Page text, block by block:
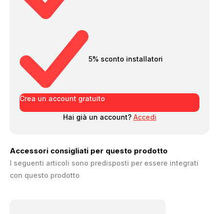
5% sconto installatori
Crea un account gratuito
Hai già un account? Accedi
Accessori consigliati per questo prodotto
I seguenti articoli sono predisposti per essere integrati
con questo prodotto